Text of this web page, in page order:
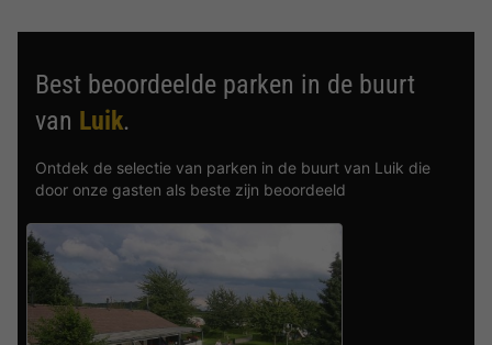
Best beoordeelde parken in de buurt
van Luik.
Ontdek de selectie van parken in de buurt van Luik die
door onze gasten als beste zijn beoordeeld